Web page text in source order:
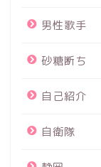
男性歌手
砂糖断ち
自己紹介
自衛隊